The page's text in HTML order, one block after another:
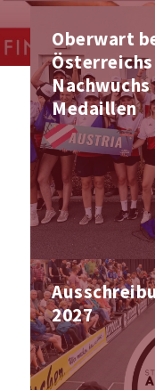
Oberwart
Medaillen
2027